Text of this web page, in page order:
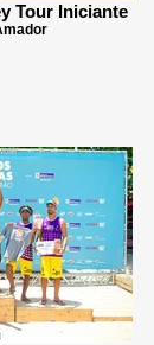
Tour Iniciante